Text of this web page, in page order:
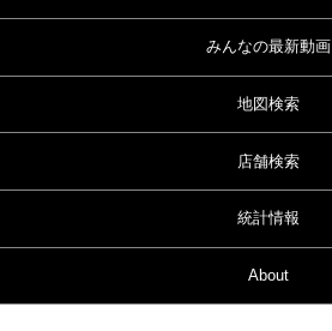
みんなの最新動画
地図検索
店舗検索
統計情報
About